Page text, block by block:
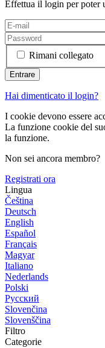
Effettua il login per poter
Rimani collegato
Hai dimenticato il login?
I cookie devono essere
La funzione cookie del
la funzione.
Non sei ancora membro?
Registrati ora
Lingua
Čeština
Deutsch
English
Español
Français
Magyar
Italiano
Nederlands
Polski
Русский
Slovenčina
Slovenščina
Filtro
Categorie